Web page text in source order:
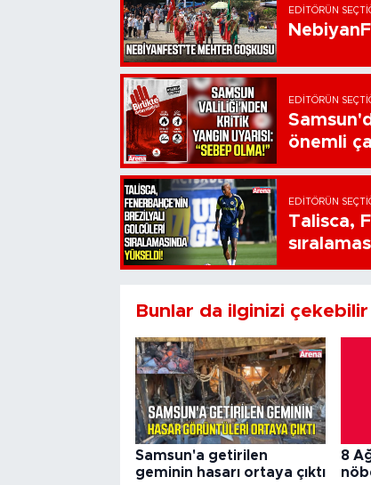
EDITÖRÜN
EDITÖRÜN
önemli
EDITÖRÜN
Talisca,
Bunlar da ilginizi çekebilir
Samsun'a getirilen
geminin hasarı ortaya çıktı
8